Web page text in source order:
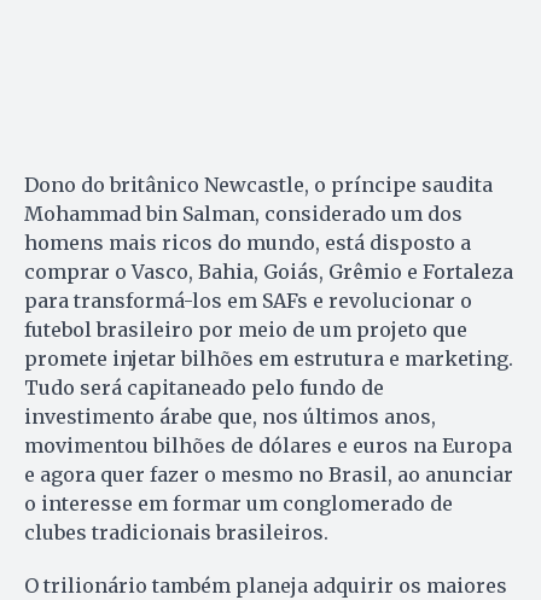
Dono do britânico Newcastle, o príncipe saudita
Mohammad bin Salman, considerado um dos
homens mais ricos do mundo, está disposto a
comprar o Vasco, Bahia, Goiás, Grêmio e Fortaleza
para transformá-los em SAFs e revolucionar o
futebol brasileiro por meio de um projeto que
promete injetar bilhões em estrutura e marketing.
Tudo será capitaneado pelo fundo de
investimento árabe que, nos últimos anos,
movimentou bilhões de dólares e euros na Europa
e agora quer fazer o mesmo no Brasil, ao anunciar
o interesse em formar um conglomerado de
clubes tradicionais brasileiros.
O trilionário também planeja adquirir os maiores